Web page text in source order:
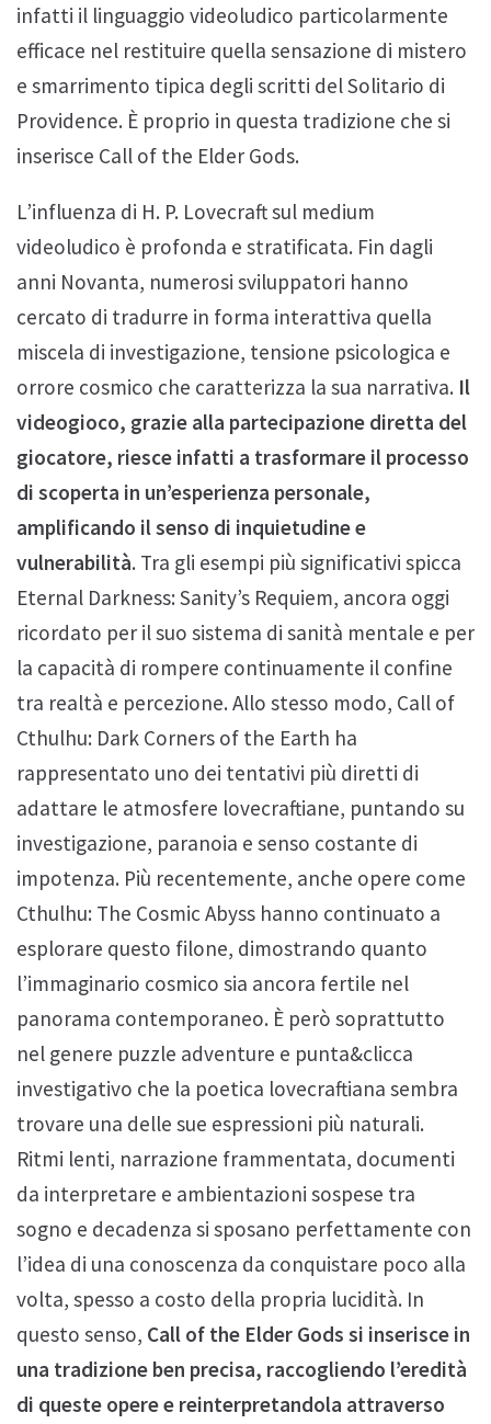
infatti il linguaggio videoludico particolarmente
efficace nel restituire quella sensazione di mistero
e smarrimento tipica degli scritti del Solitario di
Providence. È proprio in questa tradizione che si
inserisce Call of the Elder Gods.
L’influenza di H. P. Lovecraft sul medium
videoludico è profonda e stratificata. Fin dagli
anni Novanta, numerosi sviluppatori hanno
cercato di tradurre in forma interattiva quella
miscela di investigazione, tensione psicologica e
orrore cosmico che caratterizza la sua narrativa. Il
videogioco, grazie alla partecipazione diretta del
giocatore, riesce infatti a trasformare il processo
di scoperta in un’esperienza personale,
amplificando il senso di inquietudine e
vulnerabilità. Tra gli esempi più significativi spicca
Eternal Darkness: Sanity’s Requiem, ancora oggi
ricordato per il suo sistema di sanità mentale e per
la capacità di rompere continuamente il confine
tra realtà e percezione. Allo stesso modo, Call of
Cthulhu: Dark Corners of the Earth ha
rappresentato uno dei tentativi più diretti di
adattare le atmosfere lovecraftiane, puntando su
investigazione, paranoia e senso costante di
impotenza. Più recentemente, anche opere come
Cthulhu: The Cosmic Abyss hanno continuato a
esplorare questo filone, dimostrando quanto
l’immaginario cosmico sia ancora fertile nel
panorama contemporaneo. È però soprattutto
nel genere puzzle adventure e punta&clicca
investigativo che la poetica lovecraftiana sembra
trovare una delle sue espressioni più naturali.
Ritmi lenti, narrazione frammentata, documenti
da interpretare e ambientazioni sospese tra
sogno e decadenza si sposano perfettamente con
l’idea di una conoscenza da conquistare poco alla
volta, spesso a costo della propria lucidità. In
questo senso, Call of the Elder Gods si inserisce in
una tradizione ben precisa, raccogliendo l’eredità
di queste opere e reinterpretandola attraverso